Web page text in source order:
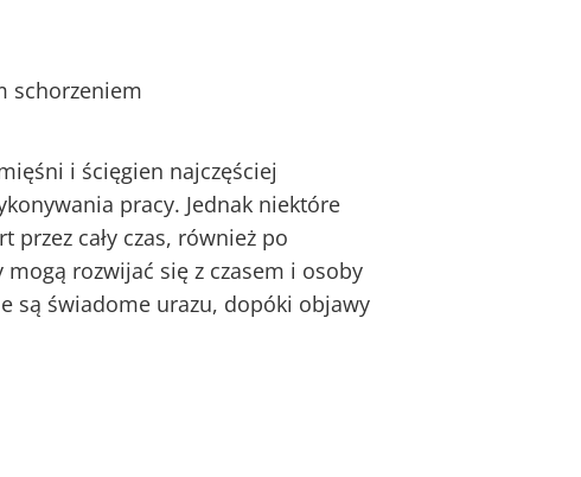
schorzeniem
i ścięgien najczęściej
pracy. Jednak niektóre
cały czas, również po
rozwijać się z czasem i osoby
są świadome urazu, dopóki objawy